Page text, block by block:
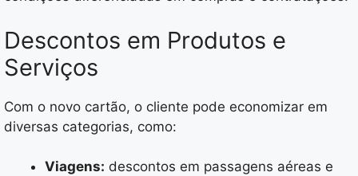
Descontos em Produtos e
Serviços
Com o novo cartão, o cliente pode economizar em
diversas categorias, como:
Viagens: descontos em passagens aéreas e